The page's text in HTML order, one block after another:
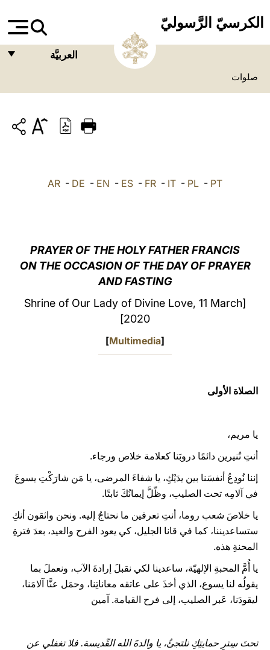
الكرسيّ الرَّسوليّ
العربيَّة
ITALIANO
العربيّة
中文
صلوات
AR - DE - EN - ES - FR - IT - PL - PT
PRAYER OF THE HOLY FATHER FRANCIS
ON THE OCCASION OF THE DAY OF PRAYER
AND FASTING
[Shrine of Our Lady of Divine Love, 11 March
2020]
[
Multimedia
]
الصلاة الأولى
يا مريم،
أنتِ تُنيرين دائمًا دروبَنا كعلامة خلاص ورجاء.
إننا نُودِعُ أنفسَنا بين يدَيْكِ، يا شفاءَ المرضى، يا مَن شارَكْتِ يسوعَ
في آلامِه تحت الصليب، وظّلَّ إيمانُكَ ثابتًا.
يا خلاصَ شعب روما، أنتِ تعرفين ما نحتاجُ إليه. ونحن واثقون أنكِ
ستساعديننا، كما في قانا الجليل، كي يعود الفرح والعيد، بعدَ فترةِ
المحنةِ هذه.
يا أُمَّ المحبةِ الإلهيّة، ساعدينا لكي نقبلَ إرادةَ الآب، ونعملَ بما
يقولُه لنا يسوع، الذي أخذَ على عاتقه معاناتِنا، وحمَل عنَّا آلامَنا،
ليقودَنا، عَبر الصليب، إلى فرح القيامة. آمين
تحتَ سِترِ حمايتِكِ نلتجئُ، يا والدةَ الله القّديسة. فلا تغفلي عن